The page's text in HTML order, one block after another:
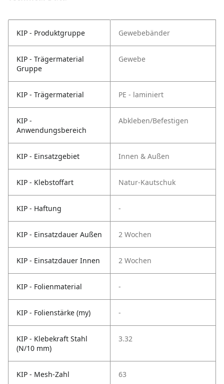
KIP - Produktgruppe Gewebebänder
KIP - Trägermaterial
Gruppe
Gewebe
KIP - Trägermaterial PE - laminiert
KIP -
Anwendungsbereich
Abkleben/Befestigen
KIP - Einsatzgebiet Innen & Außen
KIP - Klebstoffart Natur-Kautschuk
KIP - Haftung -
KIP - Einsatzdauer Außen 2 Wochen
KIP - Einsatzdauer Innen 2 Wochen
KIP - Folienmaterial -
KIP - Folienstärke (my) -
KIP - Klebekraft Stahl
(N/10 mm)
3.32
KIP - Mesh-Zahl 63